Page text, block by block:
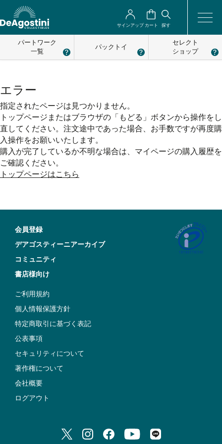
サインアップ カート 探す
パートワーク
一覧
パックトイ
セレクト
ショップ
エラー
指定されたページは見つかりません。
トップページまたはブラウザの「もどる」ボタンから操作をし
直してください。注文途中であった場合、お手数ですが再度購
入操作をお願いいたします。
購入が完了しているか不明な場合は、マイページの購入履歴を
ご確認ください。
トップページはこちら
会員登録
デアゴスティーニアーカイブ
コミュニティ
書店様向け
ご利用規約
個人情報保護方針
特定商取引に基づく表記
公表事項
セキュリティについて
著作権について
会社概要
ログアウト